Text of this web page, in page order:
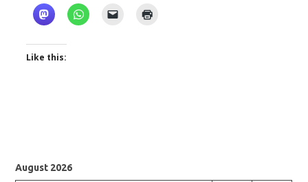
Like this:
August 2026